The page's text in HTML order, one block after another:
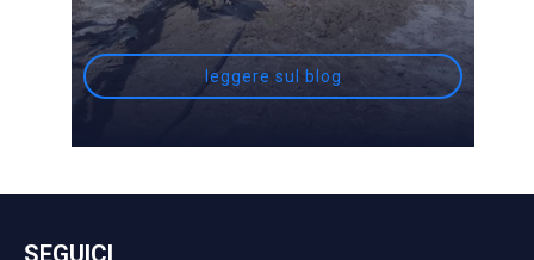
leggere sul blog
SEGUICI